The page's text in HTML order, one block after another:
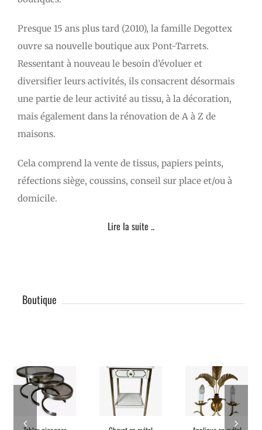
Presque 15 ans plus tard (2010), la famille Degottex
ouvre sa nouvelle boutique aux Pont-Tarrets.
Ressentant à nouveau le besoin d’évoluer et
diversifier leurs activités, ils consacrent désormais
une partie de leur activité au tissu, à la décoration,
mais également dans la rénovation de A à Z de
maisons.
Cela comprend la vente de tissus, papiers peints,
réfections siège, coussins, conseil sur place et/ou à
domicile.
Lire la suite ..
Boutique
ADD TO
CART